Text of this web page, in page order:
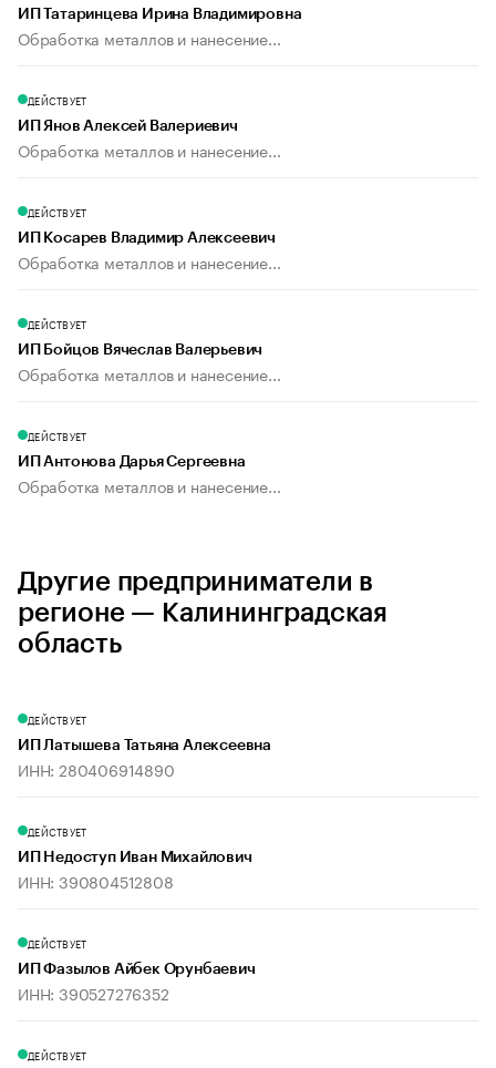
ИП Татаринцева Ирина Владимировна
Обработка металлов и нанесение...
ДЕЙСТВУЕТ
ИП Янов Алексей Валериевич
Обработка металлов и нанесение...
ДЕЙСТВУЕТ
ИП Косарев Владимир Алексеевич
Обработка металлов и нанесение...
ДЕЙСТВУЕТ
ИП Бойцов Вячеслав Валерьевич
Обработка металлов и нанесение...
ДЕЙСТВУЕТ
ИП Антонова Дарья Сергеевна
Обработка металлов и нанесение...
Другие предприниматели в
регионе — Калининградская
область
ДЕЙСТВУЕТ
ИП Латышева Татьяна Алексеевна
ИНН: 280406914890
ДЕЙСТВУЕТ
ИП Недоступ Иван Михайлович
ИНН: 390804512808
ДЕЙСТВУЕТ
ИП Фазылов Айбек Орунбаевич
ИНН: 390527276352
ДЕЙСТВУЕТ